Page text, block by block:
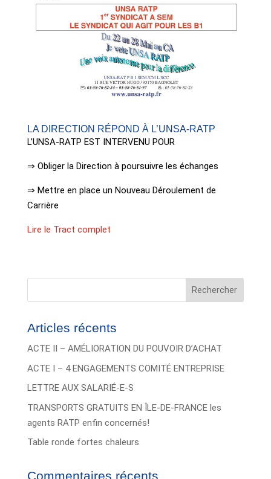
LA DIRECTION RÉPOND À L’UNSA-RATP
L’UNSA-RATP EST INTERVENU POUR
⇒ Obliger la Direction à poursuivre les échanges
⇒ Mettre en place un Nouveau Déroulement de
Carrière
Lire le Tract complet
Rechercher
Articles récents
ACTE II – AMÉLIORATION DU POUVOIR D’ACHAT
ACTE I – 4 ENGAGEMENTS COMITÉ ENTREPRISE
LETTRE AUX SALARIÉ-E-S
TRANSPORTS GRATUITS EN ÎLE-DE-FRANCE les
agents RATP enfin concernés!
Table ronde fortes chaleurs
Commentaires récents